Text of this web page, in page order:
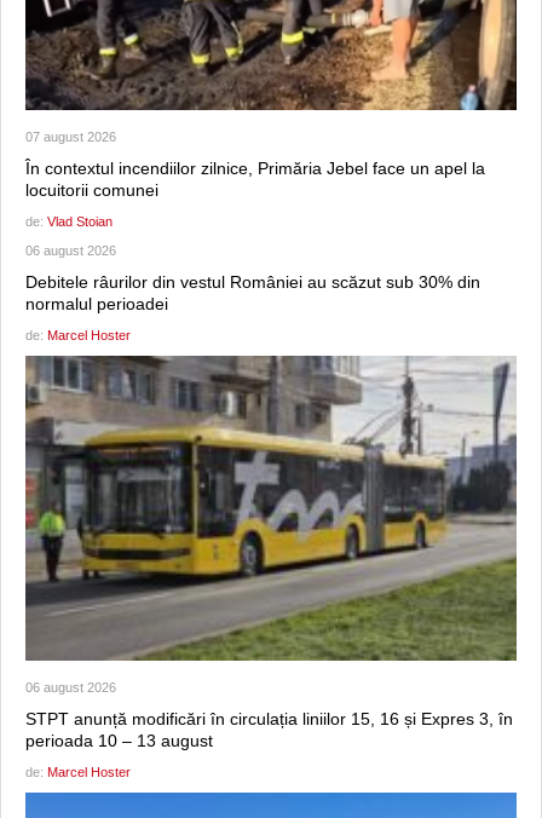
07 august 2026
În contextul incendiilor zilnice, Primăria Jebel face un apel la
locuitorii comunei
de: Vlad Stoian
06 august 2026
Debitele râurilor din vestul României au scăzut sub 30% din
normalul perioadei
de: Marcel Hoster
06 august 2026
STPT anunță modificări în circulația liniilor 15, 16 și Expres 3, în
perioada 10 – 13 august
de: Marcel Hoster